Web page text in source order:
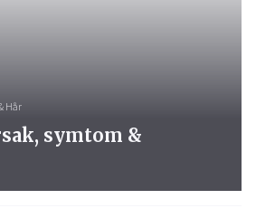
Hår
symtom &